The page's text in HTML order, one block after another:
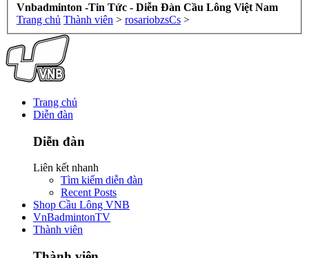
Vnbadminton -Tin Tức - Diễn Đàn Cầu Lông Việt Nam
Trang chủ Thành viên > rosariobzsCs >
Trang chủ
Diễn đàn
Diễn đàn
Liên kết nhanh
Tìm kiếm diễn đàn
Recent Posts
Shop Cầu Lông VNB
VnBadmintonTV
Thành viên